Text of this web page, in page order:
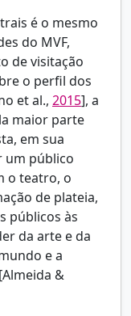
é o mesmo
do MVF,
de visitação
o perfil dos
et al., 2015], a
maior parte
em sua
um público
o teatro, o
de plateia,
públicos às
da arte e da
e a
Almeida &